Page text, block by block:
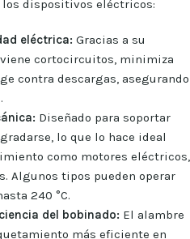
dispositivos eléctricos:
eléctrica: Gracias a su
cortocircuitos, minimiza
contra descargas, asegurando
Diseñado para soportar
lo que lo hace ideal
como motores eléctricos,
Algunos tipos pueden operar
240 °C.
del bobinado: El alambre
más eficiente en